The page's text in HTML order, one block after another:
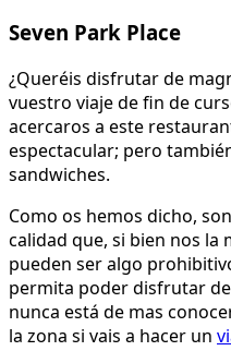
Seven Park Place
¿Queréis disfrutar de
vuestro viaje de fin de
acercaros a este
espectacular; pero
sandwiches.
Como os hemos dicho,
calidad que, si bien nos la
pueden ser algo
permita poder disfrutar
nunca está de mas
la zona si vais a hacer un